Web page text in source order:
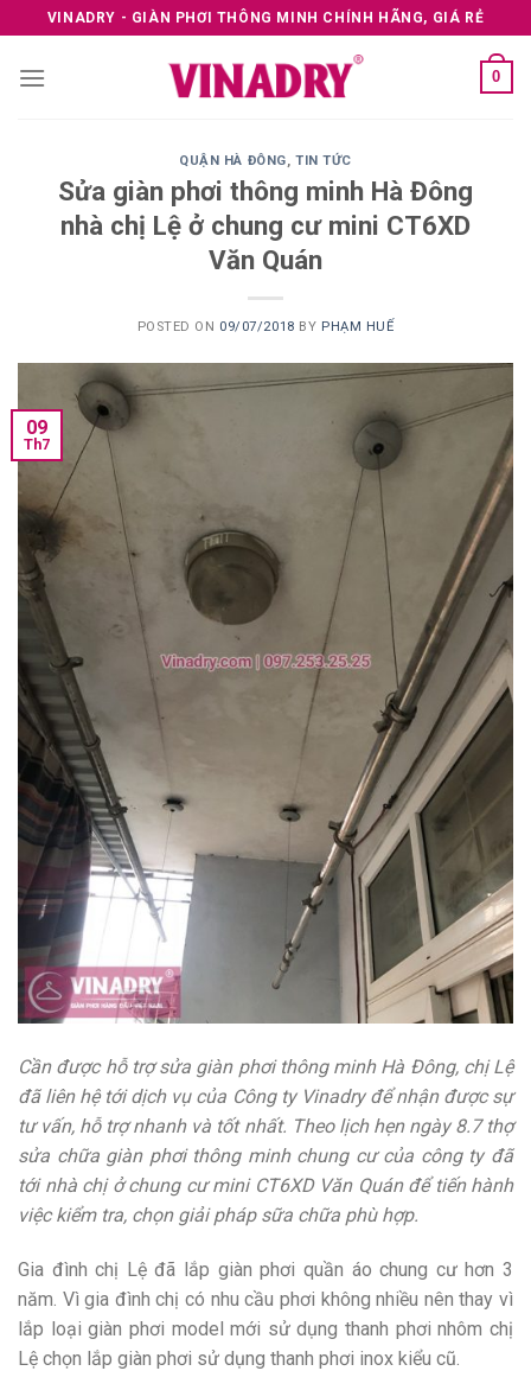
to
content
VINADRY - GIÀN PHƠI THÔNG MINH CHÍNH HÃNG, GIÁ RẺ
0
QUẬN HÀ ĐÔNG, TIN TỨC
Sửa giàn phơi thông minh Hà Đông
nhà chị Lệ ở chung cư mini CT6XD
Văn Quán
POSTED ON 09/07/2018 BY PHẠM HUẾ
09
Th7
Cần được hỗ trợ sửa giàn phơi thông minh Hà Đông, chị Lệ
đã liên hệ tới dịch vụ của Công ty Vinadry để nhận được sự
tư vấn, hỗ trợ nhanh và tốt nhất. Theo lịch hẹn ngày 8.7 thợ
sửa chữa giàn phơi thông minh chung cư của công ty đã
tới nhà chị ở chung cư mini CT6XD Văn Quán để tiến hành
việc kiểm tra, chọn giải pháp sữa chữa phù hợp.
Gia đình chị Lệ đã lắp giàn phơi quần áo chung cư hơn 3
năm. Vì gia đình chị có nhu cầu phơi không nhiều nên thay vì
lắp loại giàn phơi model mới sử dụng thanh phơi nhôm chị
Lệ chọn lắp giàn phơi sử dụng thanh phơi inox kiểu cũ.